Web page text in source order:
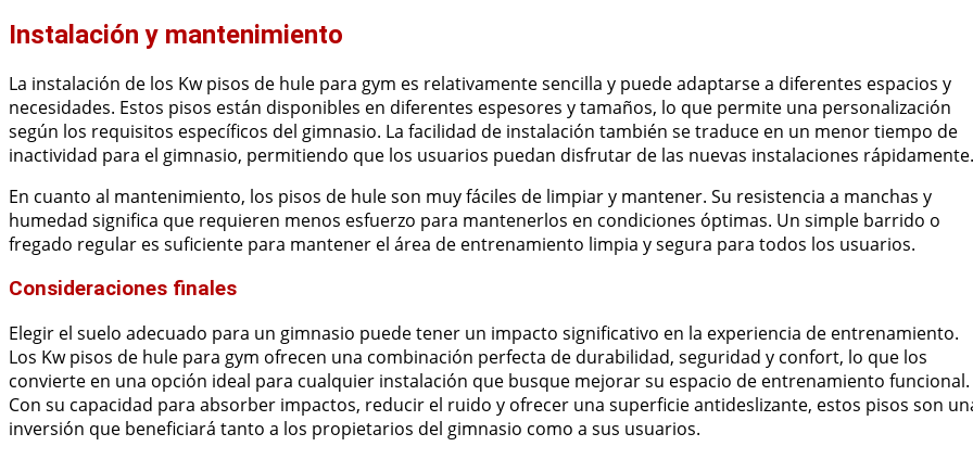
Instalación y mantenimiento
La instalación de los Kw pisos de hule para gym es relativamente sencilla y puede adaptarse a diferentes espacios y
necesidades. Estos pisos están disponibles en diferentes espesores y tamaños, lo que permite una personalización
según los requisitos específicos del gimnasio. La facilidad de instalación también se traduce en un menor tiempo de
inactividad para el gimnasio, permitiendo que los usuarios puedan disfrutar de las nuevas instalaciones rápidamente.
En cuanto al mantenimiento, los pisos de hule son muy fáciles de limpiar y mantener. Su resistencia a manchas y
humedad significa que requieren menos esfuerzo para mantenerlos en condiciones óptimas. Un simple barrido o
fregado regular es suficiente para mantener el área de entrenamiento limpia y segura para todos los usuarios.
Consideraciones finales
Elegir el suelo adecuado para un gimnasio puede tener un impacto significativo en la experiencia de entrenamiento.
Los Kw pisos de hule para gym ofrecen una combinación perfecta de durabilidad, seguridad y confort, lo que los
convierte en una opción ideal para cualquier instalación que busque mejorar su espacio de entrenamiento funcional.
Con su capacidad para absorber impactos, reducir el ruido y ofrecer una superficie antideslizante, estos pisos son
inversión que beneficiará tanto a los propietarios del gimnasio como a sus usuarios.